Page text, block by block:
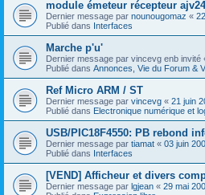
module émeteur récepteur ajv24
Dernier message par nounougomaz «
Publié dans Interfaces
Marche p'u'
Dernier message par vincevg enb invité
Publié dans Annonces, Vie du Forum &
Ref Micro ARM / ST
Dernier message par vincevg « 21 juin
Publié dans Electronique numérique et
USB/PIC18F4550: PB rebond
Dernier message par tiamat « 03 juin
Publié dans Interfaces
[VEND] Afficheur et divers
Dernier message par lgjean « 29 mai